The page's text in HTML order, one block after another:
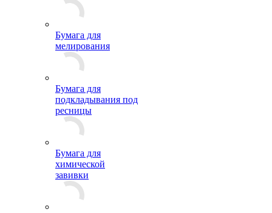
Бумага для
мелирования
Бумага для
подкладывания под
ресницы
Бумага для
химической
завивки